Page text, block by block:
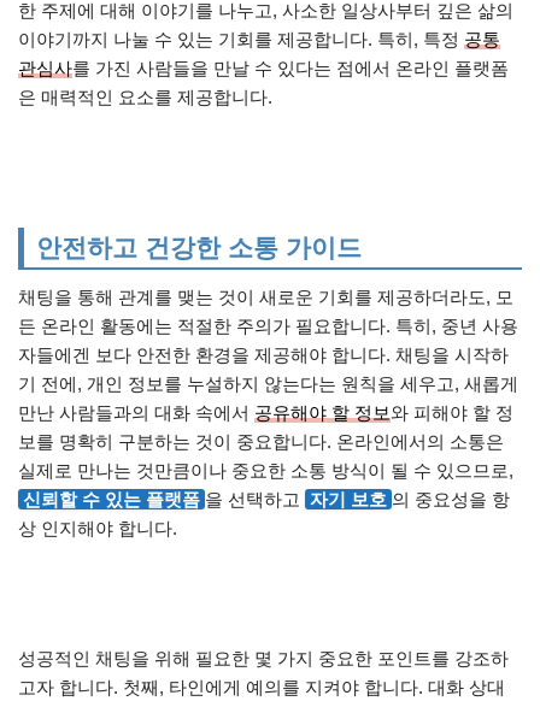
한 주제에 대해 이야기를 나누고, 사소한 일상사부터 깊은 삶의
이야기까지 나눌 수 있는 기회를 제공합니다. 특히, 특정 공통
관심사를 가진 사람들을 만날 수 있다는 점에서 온라인 플랫폼
은 매력적인 요소를 제공합니다.
안전하고 건강한 소통 가이드
채팅을 통해 관계를 맺는 것이 새로운 기회를 제공하더라도, 모
든 온라인 활동에는 적절한 주의가 필요합니다. 특히, 중년 사용
자들에겐 보다 안전한 환경을 제공해야 합니다. 채팅을 시작하
기 전에, 개인 정보를 누설하지 않는다는 원칙을 세우고, 새롭게
만난 사람들과의 대화 속에서 공유해야 할 정보와 피해야 할 정
보를 명확히 구분하는 것이 중요합니다. 온라인에서의 소통은
실제로 만나는 것만큼이나 중요한 소통 방식이 될 수 있으므로,
신뢰할 수 있는 플랫폼 을 선택하고 자기 보호 의 중요성을 항
상 인지해야 합니다.
성공적인 채팅을 위해 필요한 몇 가지 중요한 포인트를 강조하
고자 합니다. 첫째, 타인에게 예의를 지켜야 합니다. 대화 상대